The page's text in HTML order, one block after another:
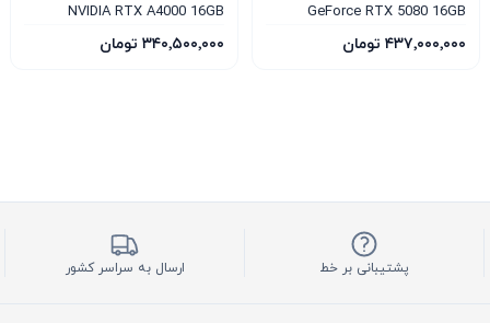
GeForce RTX 5080 16GB
GDDR7 OC Edition
۴۳۷٬۰۰۰٬۰۰۰ تومان
NVIDIA RTX A4000 16GB
۳۴۰٬۵۰۰٬۰۰۰ تومان
پشتیبانی بر خط ارسال به سراسر کشور